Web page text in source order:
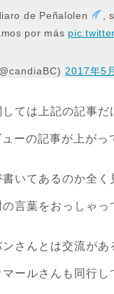
de Peñalolen
,
por más
2017年5
ては上記の記事だ
ーの記事が上がっ
いてあるのか全く
言葉をおっしゃ
さんとは交流があ
ールさんも同行し